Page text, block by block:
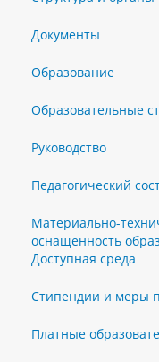
Документы
Образование
Образовательные
Руководство
Педагогический
Материально-
оснащенность
Доступная среда
Стипендии и меры
Платные